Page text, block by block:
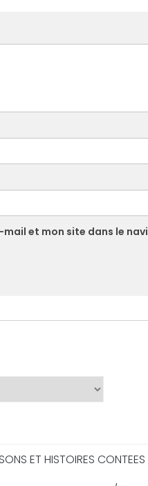
mail et mon site dans le
ET HISTOIRES CONTEES